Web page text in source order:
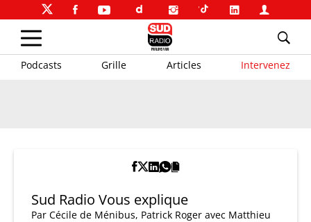
Podcasts Grille Articles Intervenez
Sud Radio Vous explique
Par Cécile de Ménibus, Patrick Roger avec Matthieu